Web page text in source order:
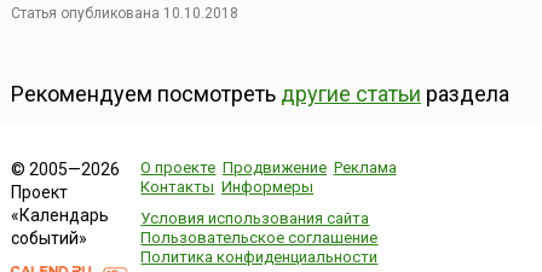
Статья опубликована 10.10.2018
Рекомендуем посмотреть другие статьи раздела
© 2005—2026
Проект
«Календарь
событий»
О проекте Продвижение Реклама
Контакты Информеры
Условия использования сайта
Пользовательское соглашение
Политика конфиденциальности